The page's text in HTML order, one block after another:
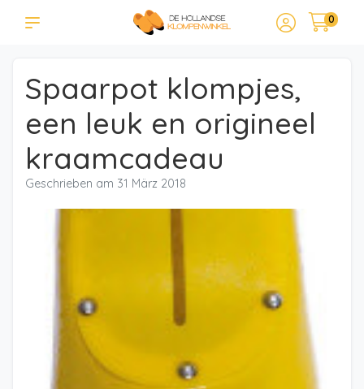
0
Spaarpot klompjes,
een leuk en origineel
kraamcadeau
Geschrieben am 31 März 2018